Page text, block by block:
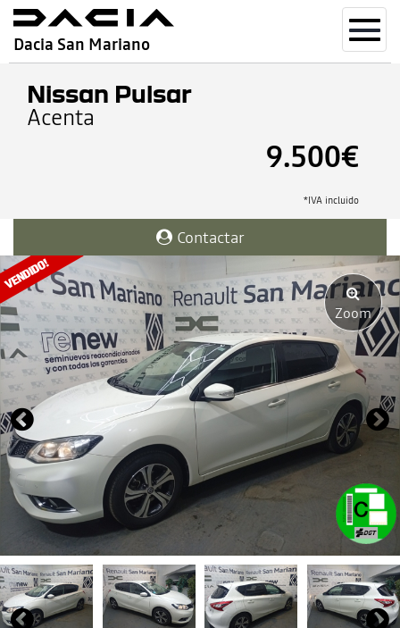
Dacia San Mariano
Nissan Pulsar
Acenta
9.500€
*IVA incluido
Contactar
Zoom